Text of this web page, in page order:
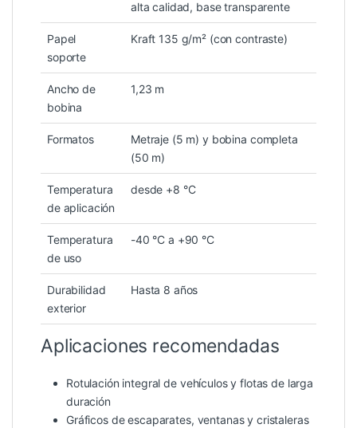
alta calidad, base transparente
Papel
soporte
Kraft 135 g/m² (con contraste)
Ancho de
bobina
1,23 m
Formatos
Metraje (5 m) y bobina completa
(50 m)
Temperatura
de aplicación
desde +8 °C
Temperatura
de uso
-40 °C a +90 °C
Durabilidad
exterior
Hasta 8 años
Aplicaciones recomendadas
Rotulación integral de vehículos y flotas de larga
duración
Gráficos de escaparates, ventanas y cristaleras